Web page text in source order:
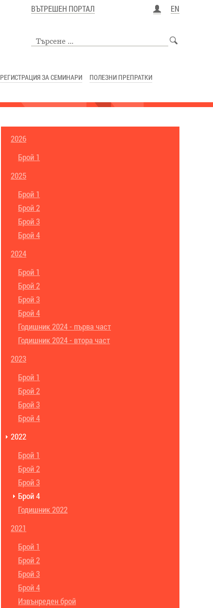
ВЪТРЕШЕН ПОРТАЛ EN
РЕГИСТРАЦИЯ ЗА СЕМИНАРИ
ПОЛЕЗНИ ПРЕПРАТКИ
2026
Брой 1
2025
Брой 1
Брой 2
Брой 3
Брой 4
2024
Брой 1
Брой 2
Брой 3
Брой 4
Годишник 2024 - първа част
Годишник 2024 - втора част
2023
Брой 1
Брой 2
Брой 3
Брой 4
2022
Брой 1
Брой 2
Брой 3
Брой 4
Годишник 2022
2021
Брой 1
Брой 2
Брой 3
Брой 4
Извънреден брой